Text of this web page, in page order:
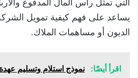
التي تمثل رأس المال المدفوع
يساعد على فهم كيفية تمويل
الديون أو مساهمات الملاك.
اقرأ أيضًا:
نموذج استلام وتسليم